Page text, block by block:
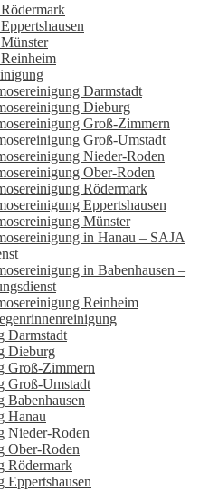
Darmstadt
Dieburg
Groß-Zimmern
Groß-Umstadt
Nieder-Roden
Ober-Roden
Rödermark
Eppertshausen
Münster
in Hanau – SAJA
in Babenhausen –
Reinheim
Darmstadt
Dieburg
Groß-Zimmern
Groß-Umstadt
Babenhausen
Hanau
Nieder-Roden
Ober-Roden
Rödermark
Eppertshausen